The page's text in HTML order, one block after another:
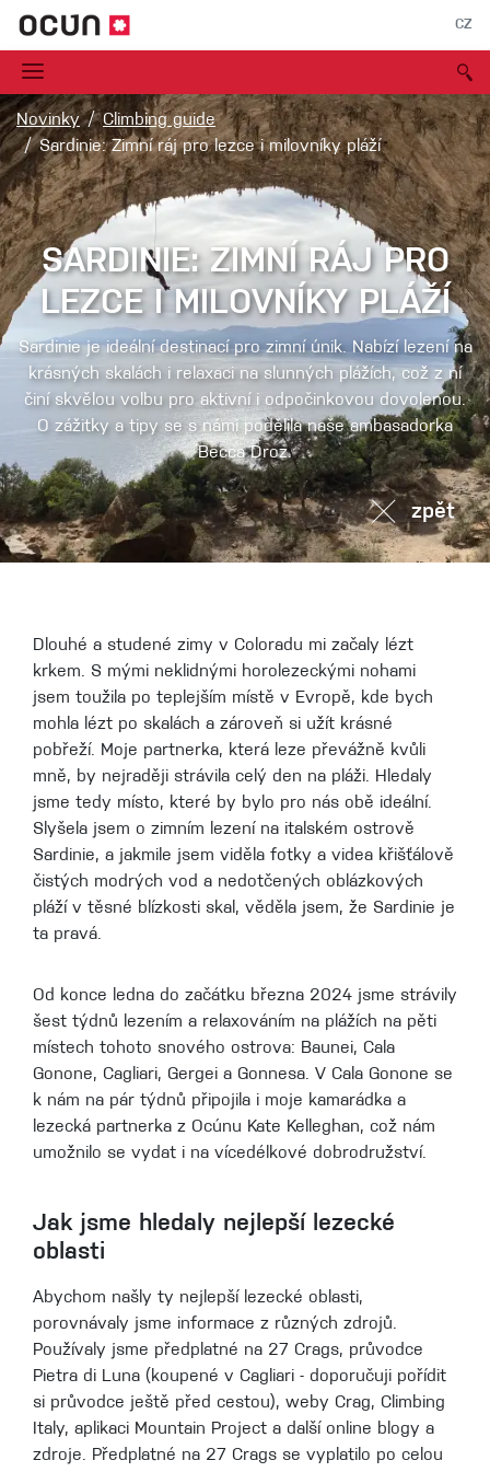
CZ
Novinky
Climbing guide
Sardinie: Zimní ráj pro lezce i milovníky pláží
SARDINIE: ZIMNÍ RÁJ PRO
LEZCE I MILOVNÍKY PLÁŽÍ
Sardinie je ideální destinací pro zimní únik. Nabízí lezení na
krásných skalách i relaxaci na slunných plážích, což z ní
činí skvělou volbu pro aktivní i odpočinkovou dovolenou.
O zážitky a tipy se s námi podělila naše ambasadorka
Becca Droz.
zpět
Dlouhé a studené zimy v Coloradu mi začaly lézt
krkem. S mými neklidnými horolezeckými nohami
jsem toužila po teplejším místě v Evropě, kde bych
mohla lézt po skalách a zároveň si užít krásné
pobřeží. Moje partnerka, která leze převážně kvůli
mně, by nejraději strávila celý den na pláži. Hledaly
jsme tedy místo, které by bylo pro nás obě ideální.
Slyšela jsem o zimním lezení na italském ostrově
Sardinie, a jakmile jsem viděla fotky a videa křišťálově
čistých modrých vod a nedotčených oblázkových
pláží v těsné blízkosti skal, věděla jsem, že Sardinie je
ta pravá.
Od konce ledna do začátku března 2024 jsme strávily
šest týdnů lezením a relaxováním na plážích na pěti
místech tohoto snového ostrova: Baunei, Cala
Gonone, Cagliari, Gergei a Gonnesa. V Cala Gonone se
k nám na pár týdnů připojila i moje kamarádka a
lezecká partnerka z Ocúnu Kate Kelleghan, což nám
umožnilo se vydat i na vícedélkové dobrodružství.
Jak jsme hledaly nejlepší lezecké
oblasti
Abychom našly ty nejlepší lezecké oblasti,
porovnávaly jsme informace z různých zdrojů.
Používaly jsme předplatné na 27 Crags, průvodce
Pietra di Luna (koupené v Cagliari - doporučuji pořídit
si průvodce ještě před cestou), weby Crag, Climbing
Italy, aplikaci Mountain Project a další online blogy a
zdroje. Předplatné na 27 Crags se vyplatilo po celou